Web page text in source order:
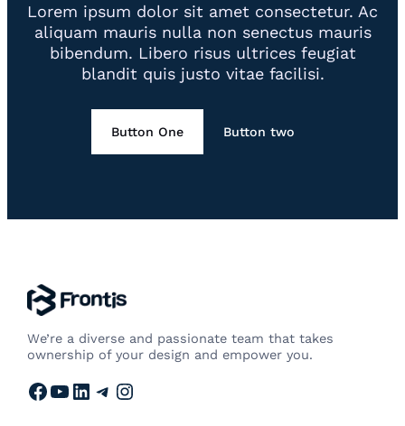
Lorem ipsum dolor sit amet consectetur. Ac
aliquam mauris nulla non senectus mauris
bibendum. Libero risus ultrices feugiat
blandit quis justo vitae facilisi.
Button One Button two
We’re a diverse and passionate team that takes
ownership of your design and empower you.
Facebook YouTube LinkedIn Telegram Instagram